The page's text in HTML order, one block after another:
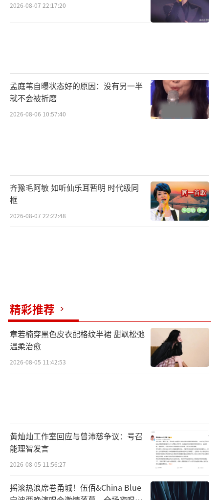
2026-08-07 22:17:20
孟庭苇自曝状态好的原因：没有另一半
就不会被折磨
2026-08-06 10:57:40
齐豫毛阿敏 如听仙乐耳暂明 时代级同
框
2026-08-07 22:22:48
精彩推荐
章若楠穿黑色皮衣配格纹半裙 甜飒松弛
温柔治愈
2026-08-05 11:42:53
黄灿灿工作室回应与曾沛慈争议：号召
能理智发言
2026-08-05 11:56:27
摇滚热浪席卷甬城！伍佰&China Blue